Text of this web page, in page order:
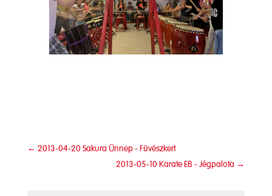
← 2013-04-20 Sakura Ünnep - Füvészkert
2013-05-10 Karate EB - Jégpalota →